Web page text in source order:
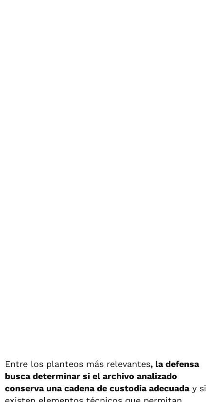
Entre los planteos más relevantes, la defensa
busca determinar si el archivo analizado
conserva una cadena de custodia adecuaday si